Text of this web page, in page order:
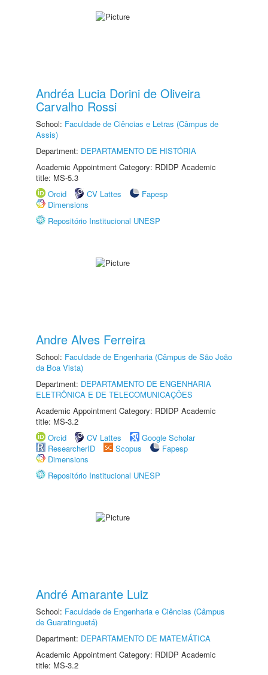
Andréa Lucia Dorini de Oliveira
Carvalho Rossi
School: Faculdade de Ciências e Letras (Câmpus de
Assis)
Department: DEPARTAMENTO DE HISTÓRIA
Academic Appointment Category: RDIDP Academic
title: MS-5.3
Orcid
CV Lattes
Fapesp
Dimensions
Repositório Institucional UNESP
Andre Alves Ferreira
School: Faculdade de Engenharia (Câmpus de São João
da Boa Vista)
Department: DEPARTAMENTO DE ENGENHARIA
ELETRÔNICA E DE TELECOMUNICAÇÕES
Academic Appointment Category: RDIDP Academic
title: MS-3.2
Orcid
CV Lattes
Google Scholar
ResearcherID
Scopus
Fapesp
Dimensions
Repositório Institucional UNESP
André Amarante Luiz
School: Faculdade de Engenharia e Ciências (Câmpus
de Guaratinguetá)
Department: DEPARTAMENTO DE MATEMÁTICA
Academic Appointment Category: RDIDP Academic
title: MS-3.2